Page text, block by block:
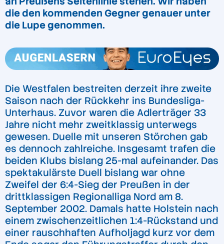
die den kommenden Gegner genauer unter
die Lupe genommen.
Die Westfalen bestreiten derzeit ihre zweite
Saison nach der Rückkehr ins Bundesliga-
Unterhaus. Zuvor waren die Adlerträger 33
Jahre nicht mehr zweitklassig unterwegs
gewesen. Duelle mit unseren Störchen gab
es dennoch zahlreiche. Insgesamt trafen die
beiden Klubs bislang 25-mal aufeinander. Das
spektakulärste Duell bislang war ohne
Zweifel der 6:4-Sieg der Preußen in der
drittklassigen Regionalliga Nord am 8.
September 2002. Damals hatte Holstein nach
einem zwischenzeitlichen 1:4-Rückstand und
einer rauschhaften Aufholjagd kurz vor dem